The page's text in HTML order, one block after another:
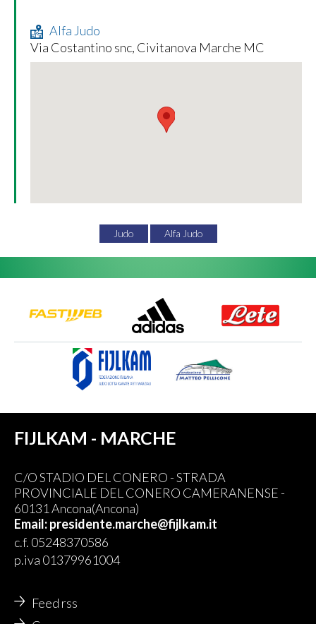
Alfa Judo
Via Costantino snc, Civitanova Marche MC
Judo Alfa Judo
FIJLKAM - MARCHE
C/O STADIO DEL CONERO - STRADA
PROVINCIALE DEL CONERO CAMERANENSE -
60131 Ancona(Ancona)
Email: presidente.marche@fijlkam.it
c.f. 05248370586
p.iva 01379961004
Feed rss